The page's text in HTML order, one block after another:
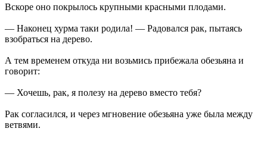
Вскоре оно покрылось крупными красными плодами.
— Наконец хурма таки родила! — Радовался рак, пытаясь
взобраться на дерево.
А тем временем откуда ни возьмись прибежала обезьяна и
говорит:
— Хочешь, рак, я полезу на дерево вместо тебя?
Рак согласился, и через мгновение обезьяна уже была между
ветвями.